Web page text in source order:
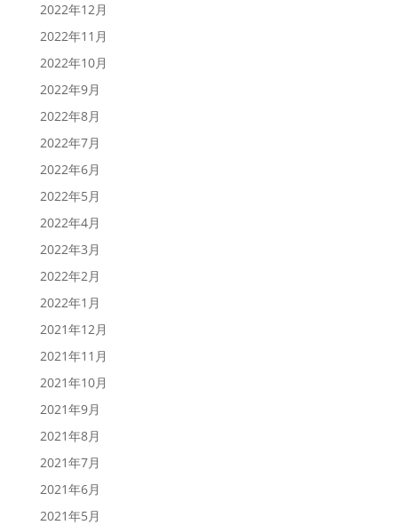
2022年12月
2022年11月
2022年10月
2022年9月
2022年8月
2022年7月
2022年6月
2022年5月
2022年4月
2022年3月
2022年2月
2022年1月
2021年12月
2021年11月
2021年10月
2021年9月
2021年8月
2021年7月
2021年6月
2021年5月